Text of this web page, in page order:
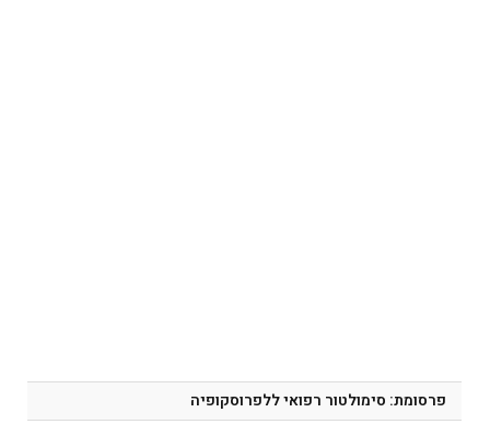
פרסומת: סימולטור רפואי ללפרוסקופיה